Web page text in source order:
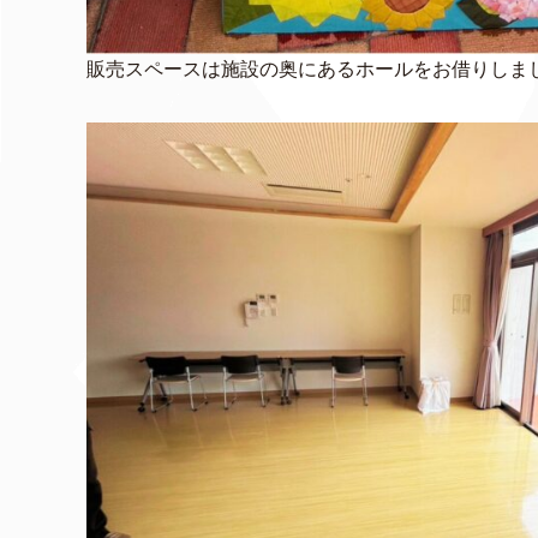
販売スペースは施設の奥にあるホールをお借りしま